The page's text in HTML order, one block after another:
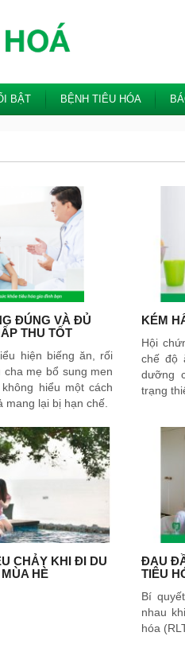
BẬT BỆNH TIÊU HÓA
ĐÚNG VÀ ĐỦ
THU TỐT
hiện biếng ăn, rối
cha mẹ bổ sung men
hiểu một cách
mang lại bị hạn chế.
KÉM
Hội
chế độ
dưỡng
trạng
CHẢY KHI ĐI DU
HÈ
ĐAU
TIÊU
Bí
nhau
hóa